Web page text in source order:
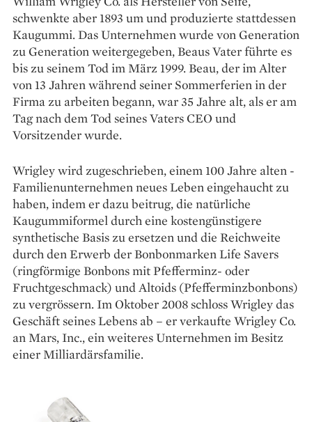
schwenkte aber 1893 um und ­produzierte stattdessen
Kaugummi. Das Unternehmen wurde von Generation
zu Generation weitergegeben, Beaus Vater führte es
bis zu ­seinem Tod im März 1999. Beau, der im Alter
von 13 Jahren während seiner Sommerferien in der
Firma zu arbeiten begann, war 35 Jahre alt, als er am
Tag nach dem Tod seines Vaters CEO und
Vorsitzender wurde.
Wrigley wird ­zugeschrieben, ­einem 100 Jahre alten ­
Familienunternehmen ­neues Leben eingehaucht zu
haben, indem er dazu beitrug, die natürliche
Kaugummiformel durch eine kostengünstigere
synthetische ­Basis zu ersetzen und die Reich­weite
durch den Erwerb der Bonbonmarken Life Savers
(ringförmige Bonbons mit Pfefferminz- oder
Fruchtgeschmack) und Altoids (Pfefferminzbonbons)
zu vergrössern. Im Oktober 2008 schloss ­Wrigley das
Geschäft seines Lebens ab – er verkaufte Wrigley Co.
an Mars, Inc., ein weiteres Unternehmen im Besitz
einer Milliardärsfamilie.